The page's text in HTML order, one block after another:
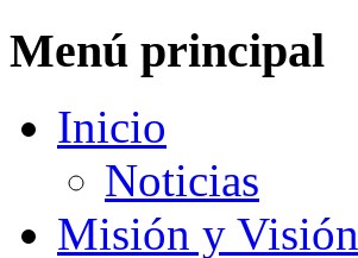
Menú principal
Inicio
Noticias
Misión y Visión